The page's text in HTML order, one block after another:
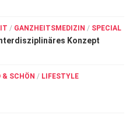
/ GANZHEITSMEDIZIN / SPECIAL
Konzept
& SCHÖN / LIFESTYLE